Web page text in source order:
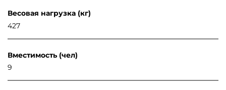
Весовая нагрузка (кг)
427
Вместимость (чел)
9